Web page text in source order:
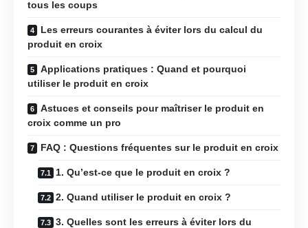
tous les coups
Les erreurs courantes à éviter lors du calcul du
produit en croix
Applications pratiques : Quand et pourquoi
utiliser le produit en croix
Astuces et conseils pour maîtriser le produit en
croix comme un pro
FAQ : Questions fréquentes sur le produit en croix
1. Qu’est-ce que le produit en croix ?
2. Quand utiliser le produit en croix ?
3. Quelles sont les erreurs à éviter lors du